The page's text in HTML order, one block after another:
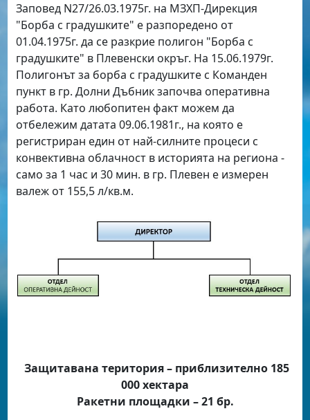
Заповед N27/26.03.1975г. на МЗХП-Дирекция
"Борба с градушките" е разпоредено от
01.04.1975г. да се разкрие полигон "Борба с
градушките" в Плевенски окръг. На 15.06.1979г.
Полигонът за борба с градушките с Команден
пункт в гр. Долни Дъбник започва оперативна
работа. Като любопитен факт можем да
отбележим датата 09.06.1981г., на която е
регистриран един от най-силните процеси с
конвективна облачност в историята на региона -
само за 1 час и 30 мин. в гр. Плевен е измерен
валеж от 155,5 л/кв.м.
Защитавана територия – приблизително 185
000 хектара
Ракетни площадки – 21 бр.